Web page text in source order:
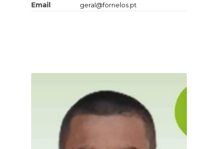
Email geral@fornelos.pt